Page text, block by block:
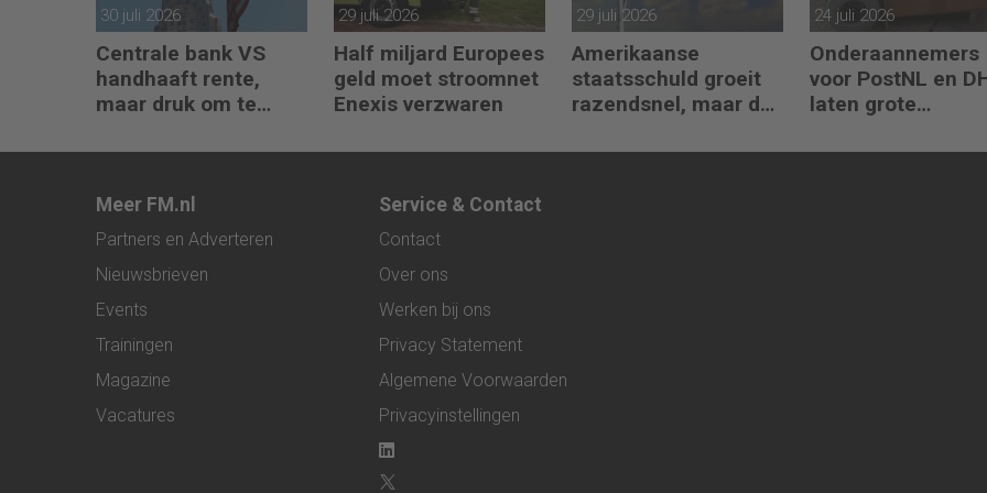
30 juli 2026
Centrale bank VS
handhaaft rente,
maar druk om te
29 juli 2026
Half miljard Europees
geld moet stroomnet
Enexis verzwaren
29 juli 2026
Amerikaanse
staatsschuld groeit
razendsnel, maar dat
24 juli 2026
Onderaannemers
voor PostNL en
laten grote
achter
Meer FM.nl
Partners en Adverteren
Nieuwsbrieven
Events
Trainingen
Magazine
Vacatures
Service & Contact
Contact
Over ons
Werken bij ons
Privacy Statement
Algemene Voorwaarden
Privacyinstellingen